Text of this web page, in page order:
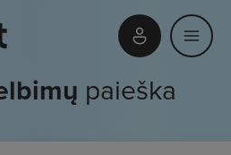
paieška